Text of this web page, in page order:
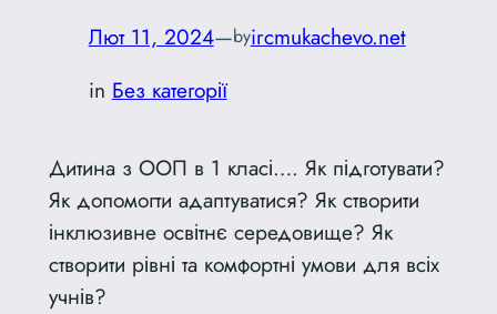
Лют 11, 2024—byircmukachevo.net
in Без категорії
Дитина з ООП в 1 класі…. Як підготувати?
Як допомогти адаптуватися? Як створити
інклюзивне освітнє середовище? Як
створити рівні та комфортні умови для всіх
учнів?